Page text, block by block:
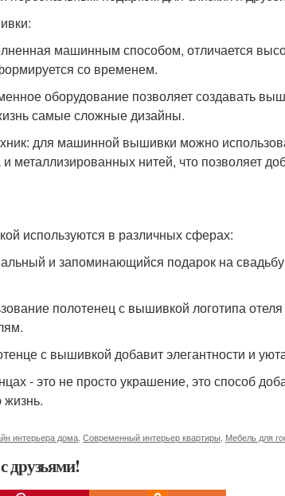
машинным способом, отличается
со временем.
оборудование позволяет создавать
самые сложные дизайны.
для машинной вышивки можно
и металлизированных нитей, что позволяет
используются в различных сферах:
и запоминающийся подарок на
полотенец с вышивкой логотипа
с вышивкой добавит элегантности и
- это не просто украшение, это способ
жизнь.
интерьера дома Современный интерьер квартиры Мебель для
друзьями!